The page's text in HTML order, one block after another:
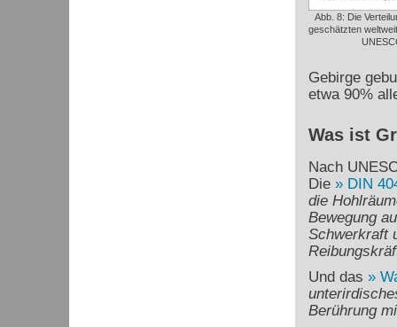
Abb. 8: Die
geschätzten
Gebirge
etwa 90%
Was ist
Nach
Die
DIN
die
Bewegung
Schwerkraft
Und das
Berührung